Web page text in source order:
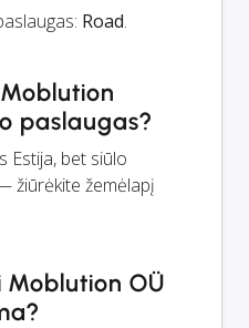
Road.
paslaugas?
Estija, bet siūlo
žiūrėkite žemėlapį
OÜ